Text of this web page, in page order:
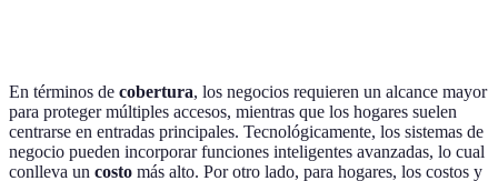
En términos de cobertura, los negocios requieren un alcance mayor
para proteger múltiples accesos, mientras que los hogares suelen
centrarse en entradas principales. Tecnológicamente, los sistemas de
negocio pueden incorporar funciones inteligentes avanzadas, lo cual
conlleva un costo más alto. Por otro lado, para hogares, los costos y